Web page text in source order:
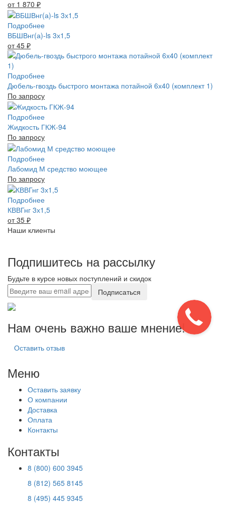
от 1 870 ₽
Подробнее
ВБШВнг(а)-ls 3х1,5
от 45 ₽
Подробнее
Дюбель-гвоздь быстрого монтажа потайной 6х40 (комплект 1)
По запросу
Подробнее
Жидкость ГКЖ-94
По запросу
Подробнее
Лабомид М средство моющее
По запросу
Подробнее
КВВГнг 3х1,5
от 35 ₽
Наши клиенты
Подпишитесь на рассылку
Будьте в курсе новых поступлений и скидок
Подписаться
Нам очень важно ваше мнение!
Оставить отзыв
Меню
Оставить заявку
О компании
Доставка
Оплата
Контакты
Контакты
8 (800) 600 3945
8 (812) 565 8145
8 (495) 445 9345